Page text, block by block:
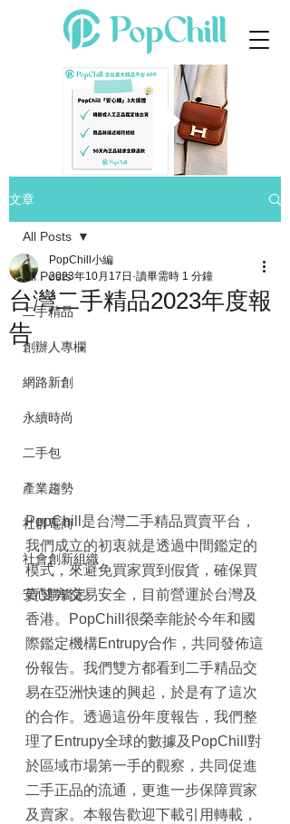
文章
All Posts
二手精品
創辦人專欄
網路新創
永續時尚
二手包
產業趨勢
社群電商
社會創新組織
安心購鑑定
All Posts
台灣二手精品2023年度報
告
PopChill小編
2023年10月17日 讀畢需時 1 分鐘
PopChill是台灣二手精品買賣平台，
我們成立的初衷就是透過中間鑑定的
模式，來避免買家買到假貨，確保買
賣雙方交易安全，目前營運於台灣及
香港。PopChill很榮幸能於今年和國
際鑑定機構Entrupy合作，共同發佈這
份報告。我們雙方都看到二手精品交
易在亞洲快速的興起，於是有了這次
的合作。透過這份年度報告，我們整
理了Entrupy全球的數據及PopChill對
於區域市場第一手的觀察，共同促進
二手正品的流通，更進一步保障買家
及賣家。本報告歡迎下載引用轉載，